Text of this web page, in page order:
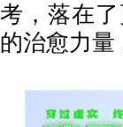
考，落在
的治愈力量